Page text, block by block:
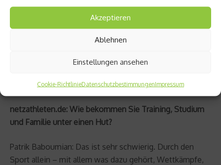
Akzeptieren
Ablehnen
Einstellungen ansehen
Cookie-RichtlinieDatenschutzbestimmungenImpressum
Training umzusetzen. Dennoch denke ich, dass mir das
Erlernte automatisch in manchen Situationen hilft.
Schweinehund zu bekämpfen, oder bei Motivations-
Problemen. Ich finde dann im Normalfall Antworten
etwas dagegen tun.
netzathleten.de: Wie bekommen Sie Training, Studium
und Familie unter einen Hut?
Patrik Baboumian: Das ist sehr schwierig. Durch den
Sport allein – mit allem was dazu gehört, Wettkämpfe,